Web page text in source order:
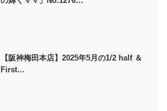
【阪神梅田本店】2025年5月の1/2 half ＆
First…